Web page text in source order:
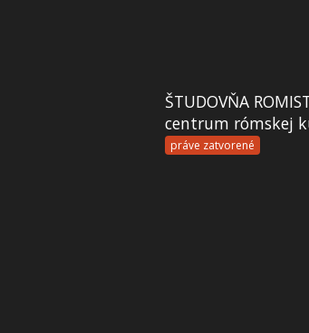
ŠTUDOVŇA
centrum rómskej
práve zatvorené